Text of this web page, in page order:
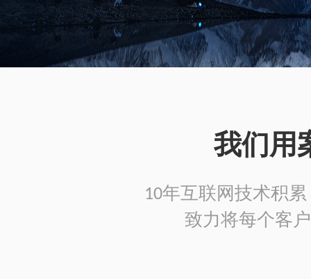
我们用
10年互联网技术积
致力将每个客